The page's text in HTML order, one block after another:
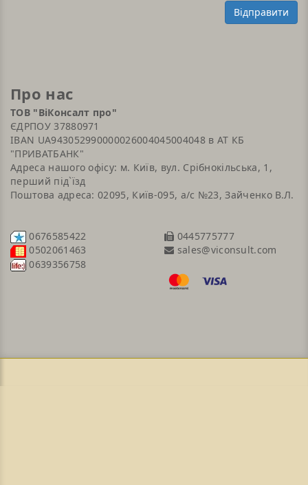
Відправити
Про нас
ТОВ "ВіКонсалт про"
ЄДРПОУ 37880971
IBAN UA943052990000026004045004048 в АТ КБ
"ПРИВАТБАНК"
Адреса нашого офісу: м. Київ, вул. Срібнокільська, 1,
перший під`їзд
Поштова адреса: 02095, Київ-095, а/с №23, Зайченко В.Л.
0676585422
0502061463
0639356758
0445775777
sales@viconsult.com